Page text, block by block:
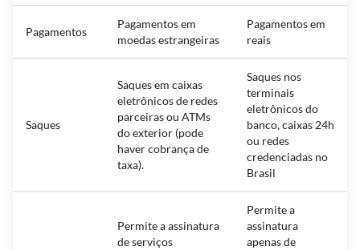
Pagamentos
Pagamentos em
moedas estrangeiras
Pagamentos em
reais
Saques
Saques em caixas
eletrônicos de redes
parceiras ou ATMs
do exterior (pode
haver cobrança de
taxa).
Saques nos
terminais
eletrônicos do
banco, caixas 24h
ou redes
credenciadas no
Brasil
Permite a assinatura
de serviços
Permite a
assinatura
apenas de